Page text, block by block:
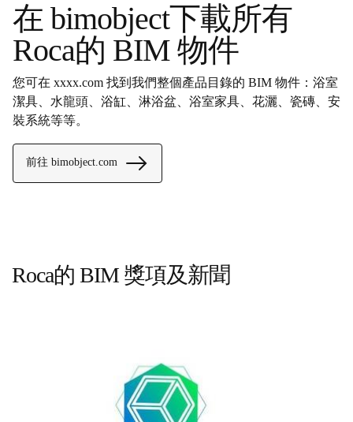
在 bimobject下載所有
Roca的 BIM 物件
您可在 xxxx.com 找到我們整個產品目錄的 BIM 物件：浴室
潔具、水龍頭、浴缸、淋浴盆、浴室家具、花灑、瓷磚、安
裝系統等等。
前往 bimobject.com
Roca的 BIM 獎項及新聞